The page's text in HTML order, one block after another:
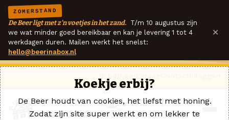
ZOMERSTAND
De Beer ligt met z'n voetjes in het zand. T/m 10 augustus zijn
we wat minder goed bereikbaar en kan je levering 1 tot 4
werkdagen duren. Mailen werkt het snelst:
hello@beerinabox.nl
×
Koekje erbij?
De Beer houdt van cookies, het liefst met honing.
Zodat zijn site super werkt en om lekker te